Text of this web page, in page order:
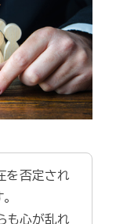
を否定され
も心が乱れ